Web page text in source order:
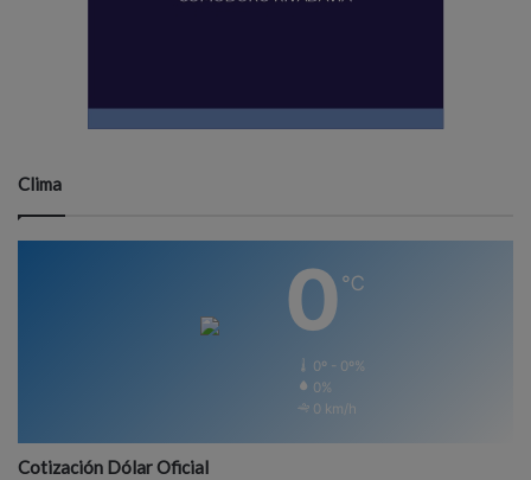
Clima
0 ℃
0º - 0º%
0%
0 km/h
Cotización Dólar Oficial